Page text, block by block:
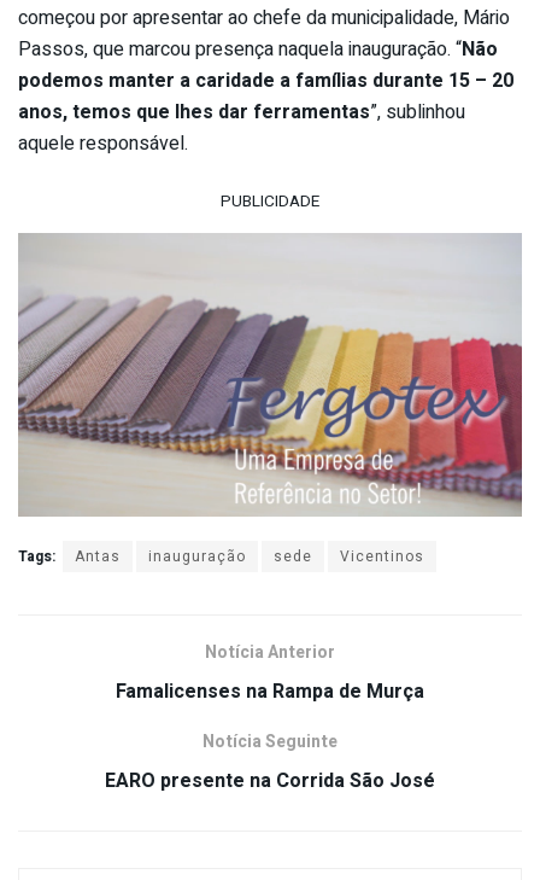
começou por apresentar ao chefe da municipalidade, Mário
Passos, que marcou presença naquela inauguração. “Não
podemos manter a caridade a famílias durante 15 – 20
anos, temos que lhes dar ferramentas”, sublinhou
aquele responsável.
PUBLICIDADE
Tags: Antas inauguração sede Vicentinos
Notícia Anterior
Famalicenses na Rampa de Murça
Notícia Seguinte
EARO presente na Corrida São José